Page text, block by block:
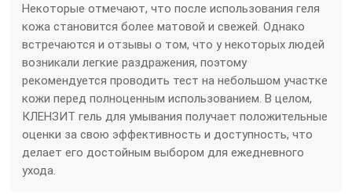
Некоторые отмечают, что после использования геля
кожа становится более матовой и свежей. Однако
встречаются и отзывы о том, что у некоторых людей
возникали легкие раздражения, поэтому
рекомендуется проводить тест на небольшом участке
кожи перед полноценным использованием. В целом,
КЛЕНЗИТ гель для умывания получает положительные
оценки за свою эффективность и доступность, что
делает его достойным выбором для ежедневного
ухода.